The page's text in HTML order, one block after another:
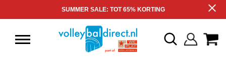
SUMMER SALE: TOT 65% KORTING